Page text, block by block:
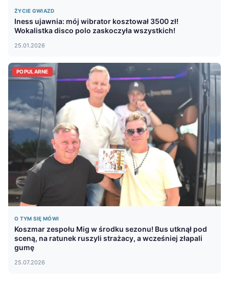
ŻYCIE GWIAZD
Iness ujawnia: mój wibrator kosztował 3500 zł!
Wokalistka disco polo zaskoczyła wszystkich!
25.01.2026
POPULARNE
O TYM SIĘ MÓWI
Koszmar zespołu Mig w środku sezonu! Bus utknął pod
sceną, na ratunek ruszyli strażacy, a wcześniej złapali
gumę
25.07.2026